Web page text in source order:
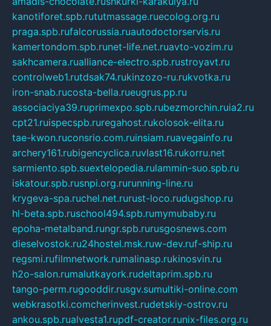
kanotiforet.spb.rututmassage.ruecolog.org.ru
praga.spb.rufalcorussia.ruautodoctorservis.ru
kamertondom.spb.runet-life.net.ruavto-vozim.ru
sakhcamera.rualliance-electro.spb.rustroyavt.ru
controlweb1.rutdsak74.rukinzozo-ru.rukvotka.ru
iron-snab.rucosta-bella.rueugrus.pp.ru
associaciya39.ruprimexpo.spb.rubezmorchin.ruia2.ru
cpt21.ruispecspb.ruregahost.rukolosok-elita.ru
tae-kwon.ruconsrio.com.ruinsiam.ruavegainfo.ru
archery161.rubigencyclica.ruvlast16.rukorru.net
sarmiento.spb.suextelopedia.rulammin-suo.spb.ru
iskatour.spb.rusnpi.org.rurunning-line.ru
krygeva-spa.ruchel.net.rurust-loco.rudugshop.ru
hl-beta.spb.ruschool494.spb.rumymubaby.ru
epoha-metalband.rungr.spb.rurusgosnews.com
dieselvostok.ru24hostel.msk.ruw-dev.ruf-ship.ru
regsmi.rufilmnetwork.rumalinasp.rukinosvin.ru
h2o-salon.rumalutkayork.rudeltaprim.spb.ru
tango-perm.rugooddir.rusgv.sumultiki-online.com
webkrasotki.comcherinvest.rudetskiy-ostrov.ru
ankou.spb.rualvesta1.rupdf-creator.runix-files.org.ru